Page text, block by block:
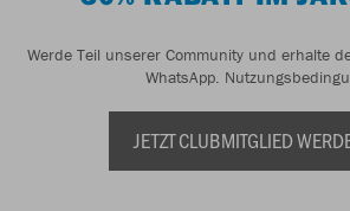
Werde Teil unserer Community und erhalte
WhatsApp.
JETZT CLUBMITGLIED